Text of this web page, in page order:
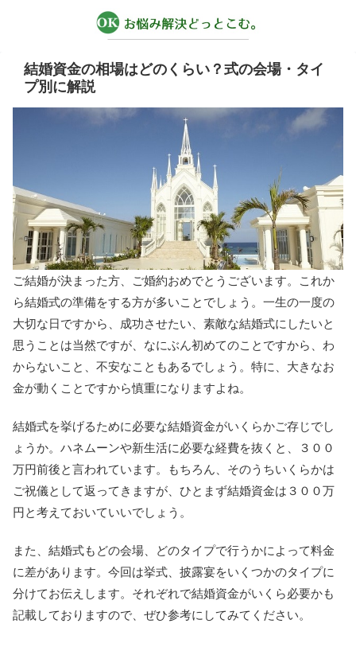
結婚資金の相場はどのくらい？式の会場・タイ
プ別に解説
ご結婚が決まった方、ご婚約おめでとうございます。これか
ら結婚式の準備をする方が多いことでしょう。一生の一度の
大切な日ですから、成功させたい、素敵な結婚式にしたいと
思うことは当然ですが、なにぶん初めてのことですから、わ
からないこと、不安なこともあるでしょう。特に、大きなお
金が動くことですから慎重になりますよね。
結婚式を挙げるために必要な結婚資金がいくらかご存じでし
ょうか。ハネムーンや新生活に必要な経費を抜くと、３００
万円前後と言われています。もちろん、そのうちいくらかは
ご祝儀として返ってきますが、ひとまず結婚資金は３００万
円と考えておいていいでしょう。
また、結婚式もどの会場、どのタイプで行うかによって料金
に差があります。今回は挙式、披露宴をいくつかのタイプに
分けてお伝えします。それぞれで結婚資金がいくら必要かも
記載しておりますので、ぜひ参考にしてみてください。